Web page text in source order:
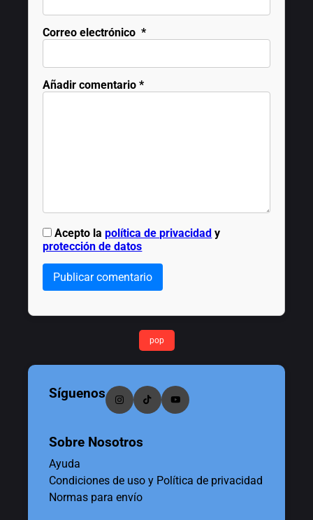
Correo electrónico *
Añadir comentario *
Acepto lapolítica de privacidad y
protección de datos
Publicar comentario
pop
Síguenos
Sobre Nosotros
Ayuda
Condiciones de uso y Política de privacidad
Normas para envío